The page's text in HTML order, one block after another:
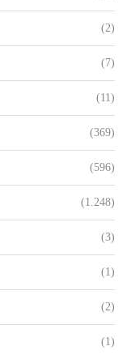
(2)
(7)
(11)
(369)
(596)
(1.248)
(3)
(1)
(2)
(1)